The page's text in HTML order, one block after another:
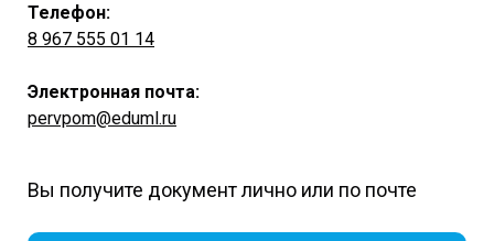
Телефон:
8 967 555 01 14
Электронная почта:
pervpom@eduml.ru
Вы получите документ лично или по почте